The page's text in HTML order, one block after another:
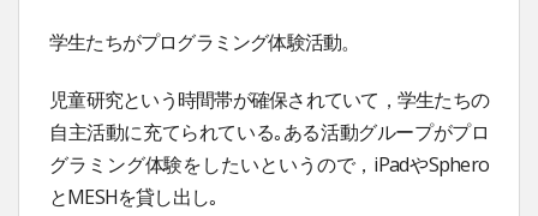
学生たちがプログラミング体験活動。
児童研究という時間帯が確保されていて，学生たちの
自主活動に充てられている｡ある活動グループがプロ
グラミング体験をしたいというので，iPadやSphero
とMESHを貸し出し｡